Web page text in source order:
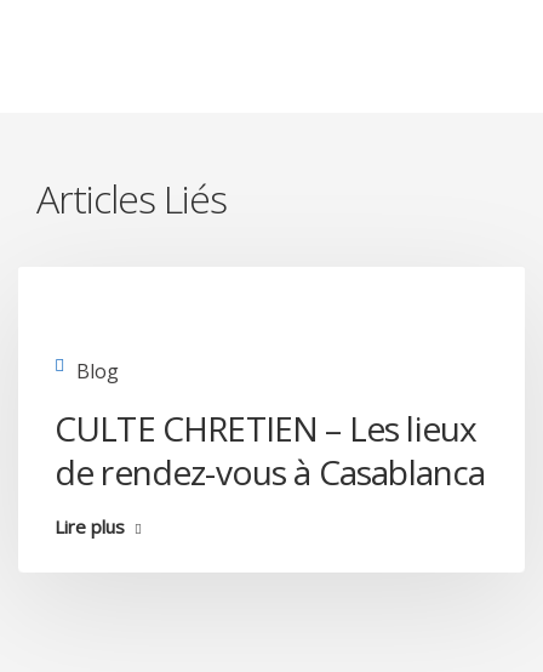
Articles Liés
Blog
CULTE CHRETIEN – Les lieux
de rendez-vous à Casablanca
Lire plus